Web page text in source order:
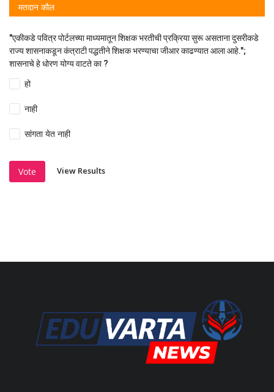
मतदान कौल
"एकीकडे पवित्र पोर्टलच्या माध्यमातून शिक्षक भरतीची प्रक्रिया सुरू असताना दुसरीकडे
राज्य शासनाकडून कंत्राटी पद्धतीने शिक्षक भरण्याचा जीआर काढण्यात आला आहे.";
शासनाचे हे धोरण योग्य वाटते का ?
हो
नाही
सांगता येत नाही
Vote View Results